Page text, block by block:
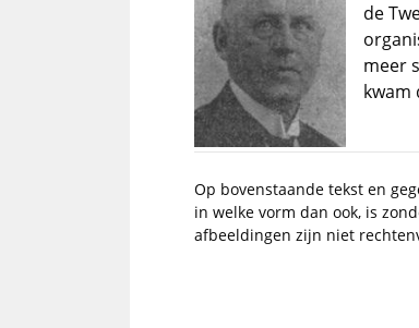
de
meer
kwam
Op bovenstaande tekst en
in welke vorm dan ook, is
afbeeldingen zijn niet